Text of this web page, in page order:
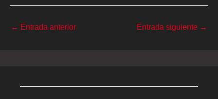
← Entrada anterior Entrada siguiente →